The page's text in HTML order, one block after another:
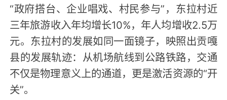
“政府搭台、企业唱戏、村民参与”，东拉村近
三年旅游收入年均增长10%，年人均增收2.5万
元。东拉村的发展如同一面镜子，映照出贡嘎
县的发展轨迹：从机场航线到公路铁路，交通
不仅是物理意义上的通道，更是激活资源的“开
关”。